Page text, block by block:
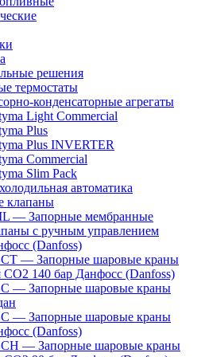
решения
термостаты
конденсаторные агрегаты
Light Commercial
Plus
Plus INVERTER
Commercial
Slim Pack
автоматика
клапаны
— Запорные мембранные
с ручным управлением
(Danfoss)
— Запорные шаровые краны
CO2 140 бар Данфосс (Danfoss)
— Запорные шаровые краны
— Запорные шаровые краны
(Danfoss)
— Запорные шаровые краны